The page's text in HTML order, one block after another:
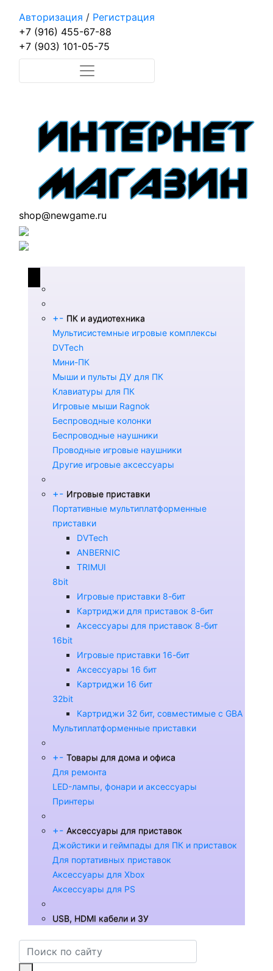
Авторизация / Регистрация
+7 (916) 455-67-88
+7 (903) 101-05-75
shop@newgame.ru
+- ПК и аудиотехника
Мультисистемные игровые комплексы
DVTech
Мини-ПК
Мыши и пульты ДУ для ПК
Клавиатуры для ПК
Игровые мыши Ragnok
Беспроводные колонки
Беспроводные наушники
Проводные игровые наушники
Другие игровые аксессуары
+- Игровые приставки
Портативные мультиплатформенные
приставки
DVTech
ANBERNIC
TRIMUI
8bit
Игровые приставки 8-бит
Картриджи для приставок 8-бит
Аксессуары для приставок 8-бит
16bit
Игровые приставки 16-бит
Аксессуары 16 бит
Картриджи 16 бит
32bit
Картриджи 32 бит, совместимые с GBA
Мультиплатформенные приставки
+- Товары для дома и офиса
Для ремонта
LED-лампы, фонари и аксессуары
Принтеры
+- Аксессуары для приставок
Джойстики и геймпады для ПК и приставок
Для портативных приставок
Аксессуары для Xbox
Аксессуары для PS
USB, HDMI кабели и ЗУ